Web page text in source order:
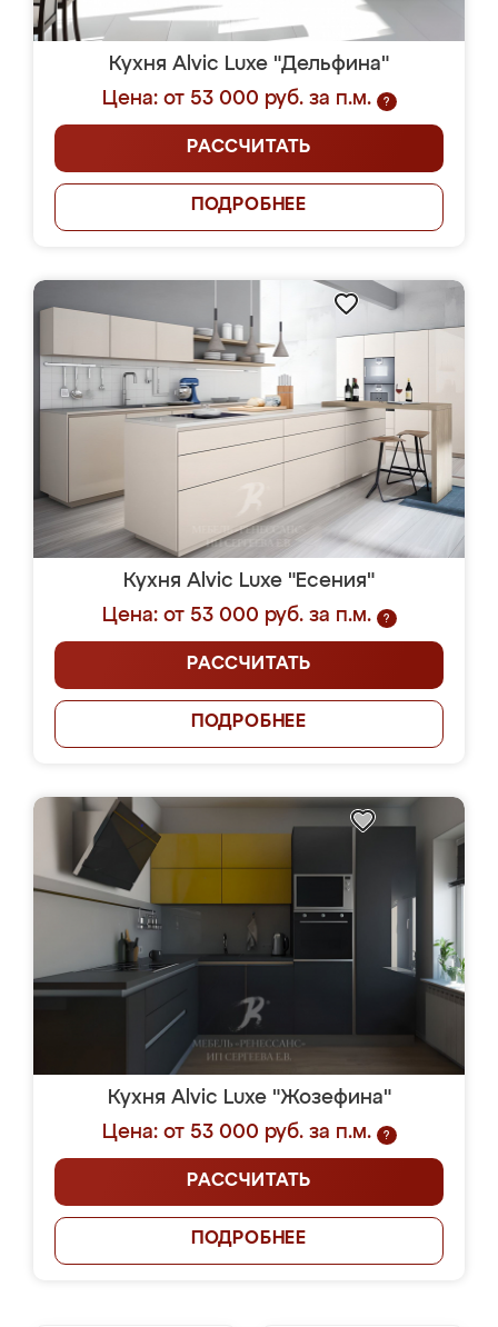
Кухня Alvic Luxe "Дельфина"
Цена: от 53 000 руб. за п.м.
?
РАССЧИТАТЬ
ПОДРОБНЕЕ
Кухня Alvic Luxe "Есения"
Цена: от 53 000 руб. за п.м.
?
РАССЧИТАТЬ
ПОДРОБНЕЕ
Кухня Alvic Luxe "Жозефина"
Цена: от 53 000 руб. за п.м.
?
РАССЧИТАТЬ
ПОДРОБНЕЕ